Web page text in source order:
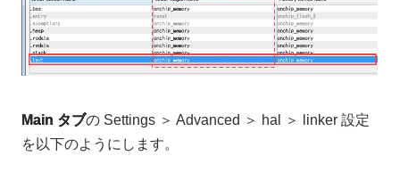
Main タブの Settings ＞ Advanced ＞ hal ＞ linker 設定
を以下のようにします。